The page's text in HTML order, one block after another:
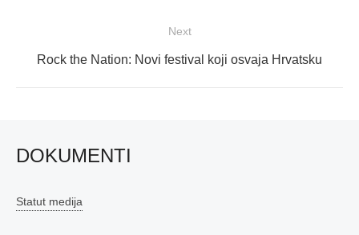
Next
Next
Rock the Nation: Novi festival koji osvaja Hrvatsku
DOKUMENTI
Statut medija